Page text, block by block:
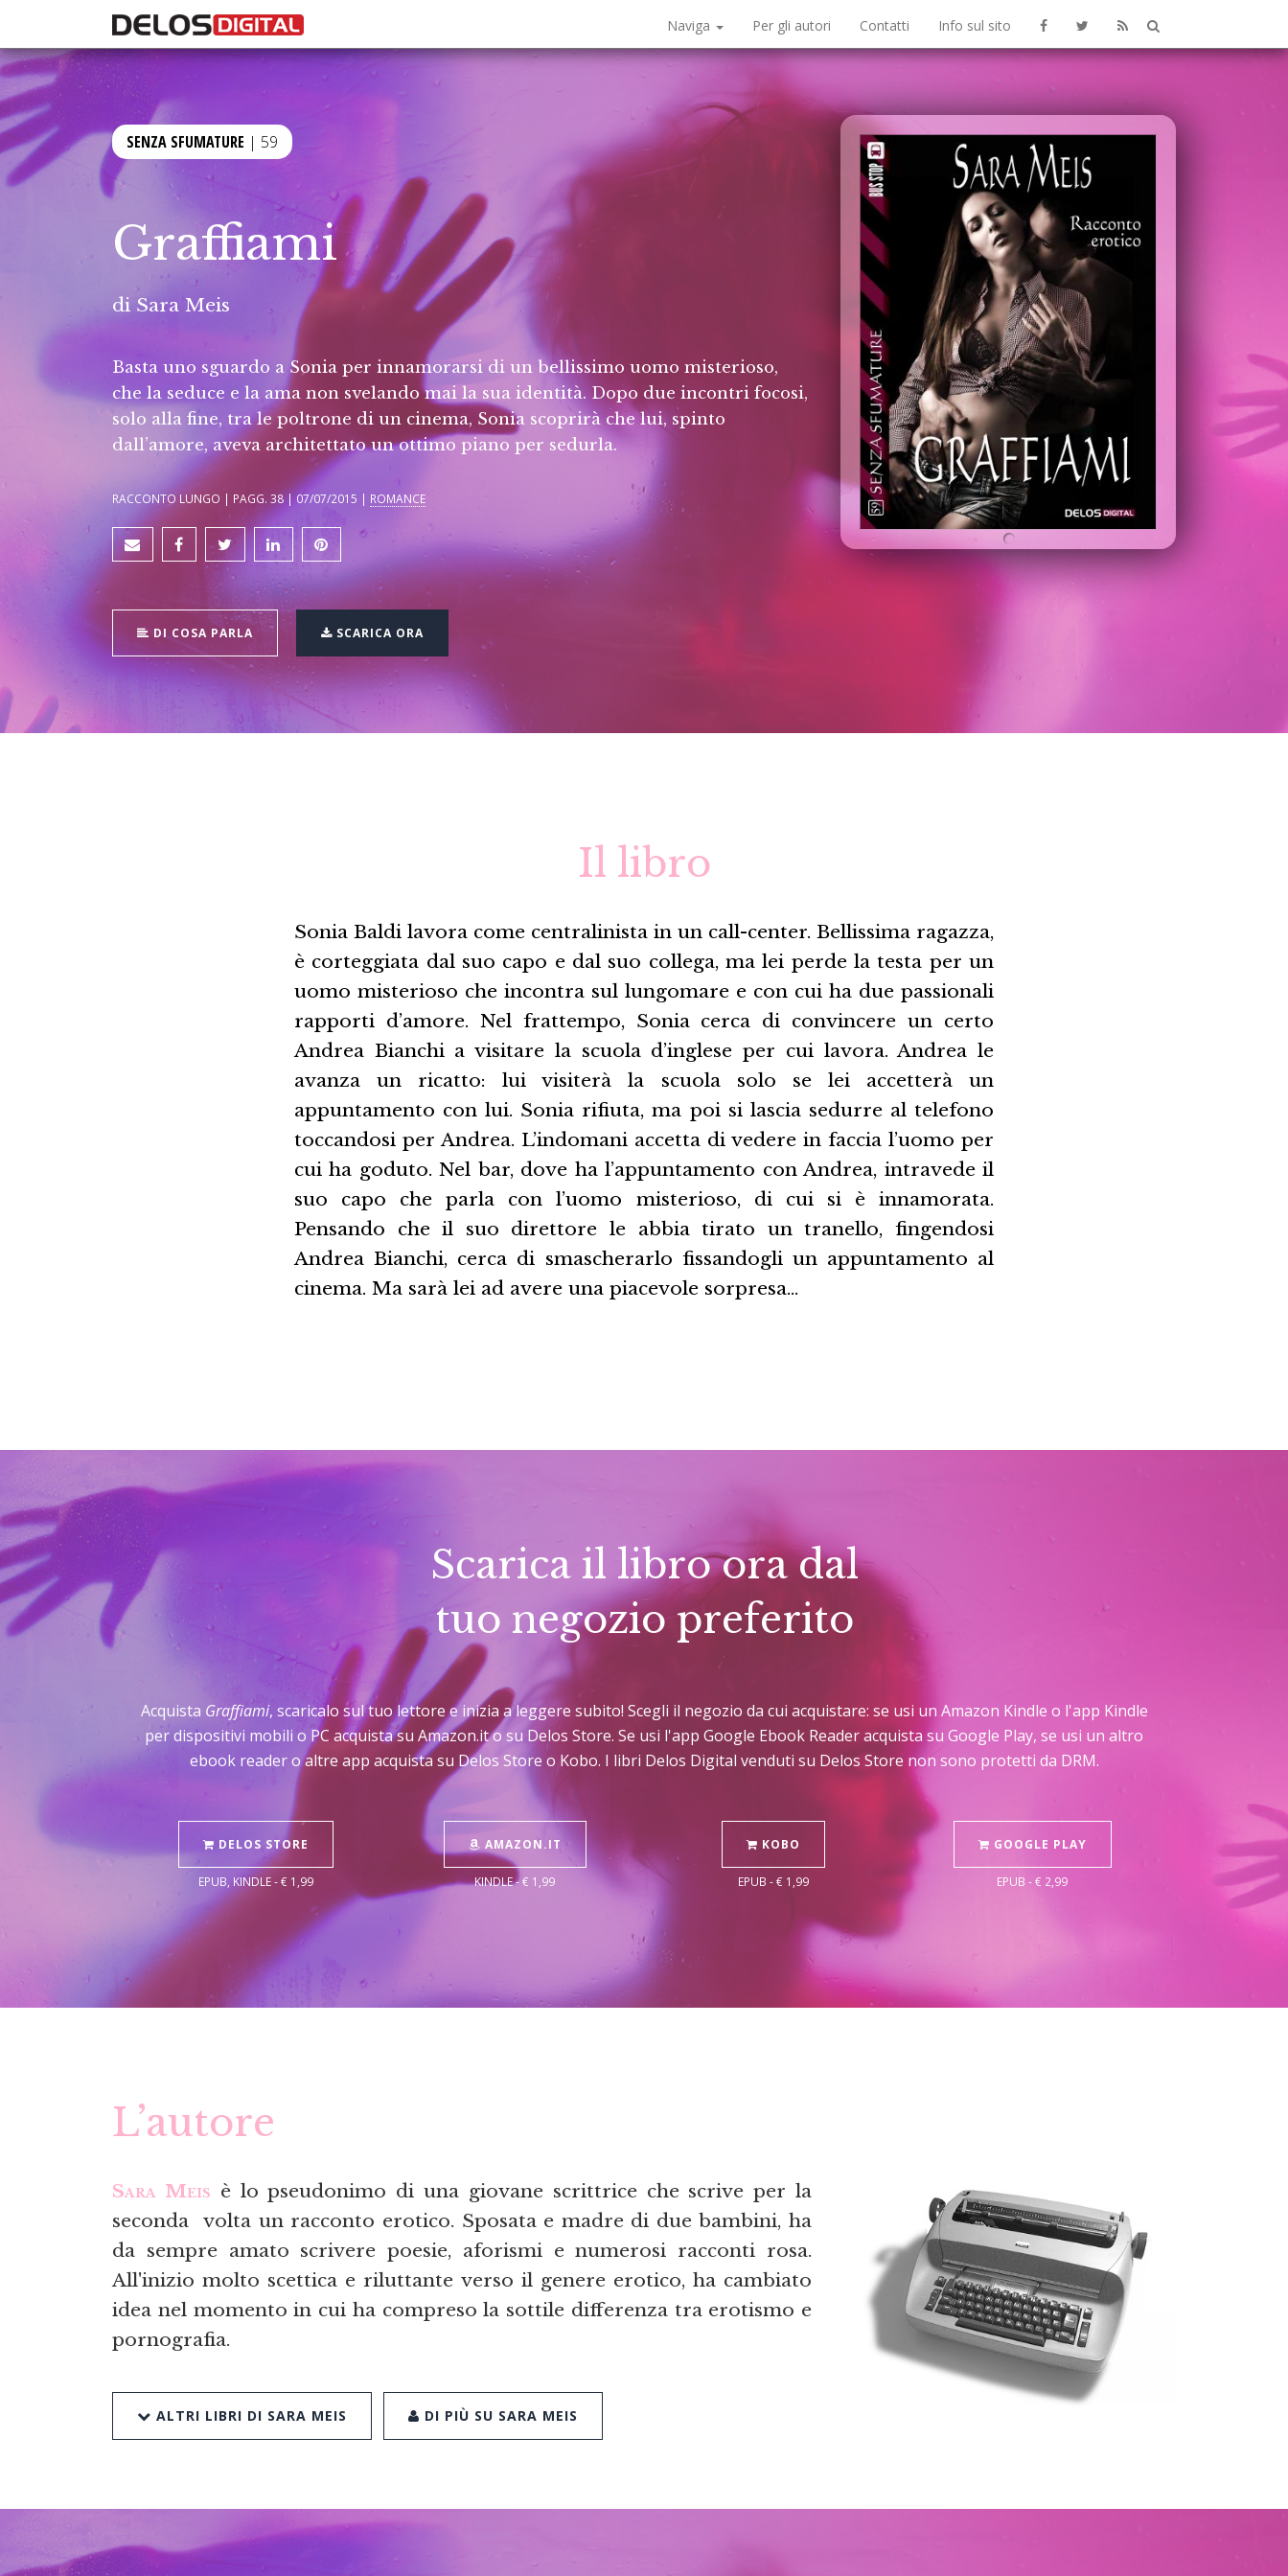
Naviga Per gli autori Contatti Info sul sito
SENZA SFUMATURE | 59
Graffiami
di Sara Meis
Basta uno sguardo a Sonia per innamorarsi di un bellissimo uomo misterioso,
che la seduce e la ama non svelando mai la sua identità. Dopo due incontri focosi,
solo alla fine, tra le poltrone di un cinema, Sonia scoprirà che lui, spinto
dall’amore, aveva architettato un ottimo piano per sedurla.
RACCONTO LUNGO | PAGG. 38 | 07/07/2015 | ROMANCE
DI COSA PARLA SCARICA ORA
Il libro
Sonia Baldi lavora come centralinista in un call-center. Bellissima ragazza,
è corteggiata dal suo capo e dal suo collega, ma lei perde la testa per un
uomo misterioso che incontra sul lungomare e con cui ha due passionali
rapporti d’amore. Nel frattempo, Sonia cerca di convincere un certo
Andrea Bianchi a visitare la scuola d’inglese per cui lavora. Andrea le
avanza un ricatto: lui visiterà la scuola solo se lei accetterà un
appuntamento con lui. Sonia rifiuta, ma poi si lascia sedurre al telefono
toccandosi per Andrea. L’indomani accetta di vedere in faccia l’uomo per
cui ha goduto. Nel bar, dove ha l’appuntamento con Andrea, intravede il
suo capo che parla con l’uomo misterioso, di cui si è innamorata.
Pensando che il suo direttore le abbia tirato un tranello, fingendosi
Andrea Bianchi, cerca di smascherarlo fissandogli un appuntamento al
cinema. Ma sarà lei ad avere una piacevole sorpresa…
Scarica il libro ora dal
tuo negozio preferito
Acquista Graffiami, scaricalo sul tuo lettore e inizia a leggere subito! Scegli il negozio da cui acquistare: se usi un Amazon Kindle o l'app Kindle
per dispositivi mobili o PC acquista su Amazon.it o su Delos Store. Se usi l'app Google Ebook Reader acquista su Google Play, se usi un altro
ebook reader o altre app acquista su Delos Store o Kobo. I libri Delos Digital venduti su Delos Store non sono protetti da DRM.
DELOS STORE
EPUB, KINDLE - € 1,99
AMAZON.IT
KINDLE - € 1,99
KOBO
EPUB - € 1,99
GOOGLE PLAY
EPUB - € 2,99
L’autore
Sara Meis è lo pseudonimo di una giovane scrittrice che scrive per la
seconda volta un racconto erotico. Sposata e madre di due bambini, ha
da sempre amato scrivere poesie, aforismi e numerosi racconti rosa.
All'inizio molto scettica e riluttante verso il genere erotico, ha cambiato
idea nel momento in cui ha compreso la sottile differenza tra erotismo e
pornografia.
ALTRI LIBRI DI SARA MEIS DI PIÙ SU SARA MEIS